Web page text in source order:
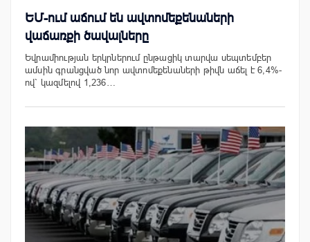
ԵՄ-ում աճում են ավտոմեքենաների
վաճառքի ծավալները
Եվրամիության երկրներում ընթացիկ տարվա սեպտեմբեր
ամսին գրանցված նոր ավտոմեքենաների թիվն աճել է 6,4%-
ով` կազմելով 1,236…